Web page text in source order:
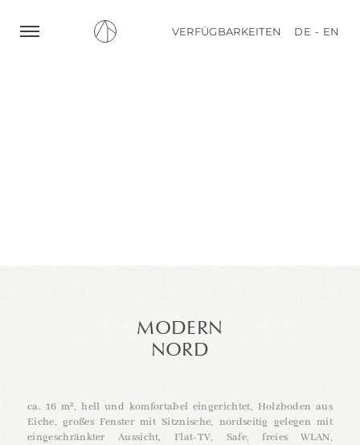
VERFÜGBARKEITEN DE EN
MODERN
NORD
ca. 16 m², hell und komfortabel eingerichtet, Holzboden aus
Eiche, großes Fenster mit Sitznische, nordseitig gelegen mit
eingeschränkter Aussicht, Flat-TV, Safe, freies WLAN,